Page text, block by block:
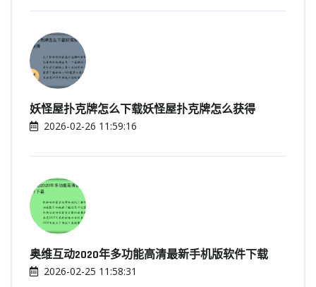
妖怪屋扑克牌怎么下载妖怪屋扑克牌怎么获得
2026-02-26 11:59:16
奥维互动2020年多功能高清最新手机版软件下载
2026-02-25 11:58:31